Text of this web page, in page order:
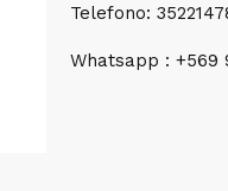
Telefono:
Whatsapp : +569